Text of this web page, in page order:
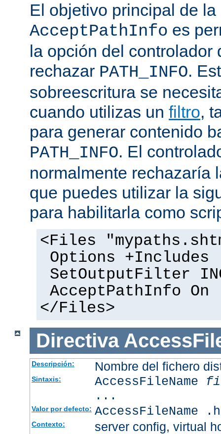
El objetivo principal de la
AcceptPathInfo es
la opción del controlador
rechazar PATH_INFO.
sobreescritura se
cuando utilizas un filtro,
para generar contenido
PATH_INFO. El
normalmente rechazaría
que puedes utilizar la
para habilitarla como
<Files
Options +Includes
SetOutputFilter
AcceptPathInfo On
</Files>
Directiva
Descripción: Nombre del fichero
Sintaxis: AccessFileName
...
Valor por defecto: AccessFileName
Contexto: server config, virtual